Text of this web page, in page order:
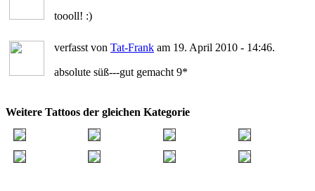
toooll! :)
verfasst von Tat-Frank am 19. April 2010 - 14:46.
absolute süß---gut gemacht 9*
Weitere Tattoos der gleichen Kategorie